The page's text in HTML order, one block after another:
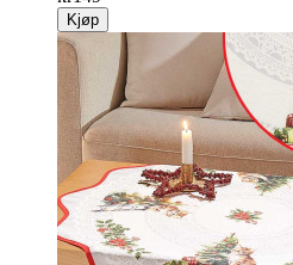
Kjøp